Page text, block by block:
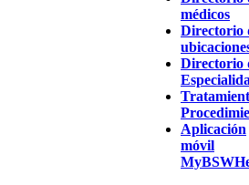
médicos
Directorio
Directorio
Aplicación
móvil